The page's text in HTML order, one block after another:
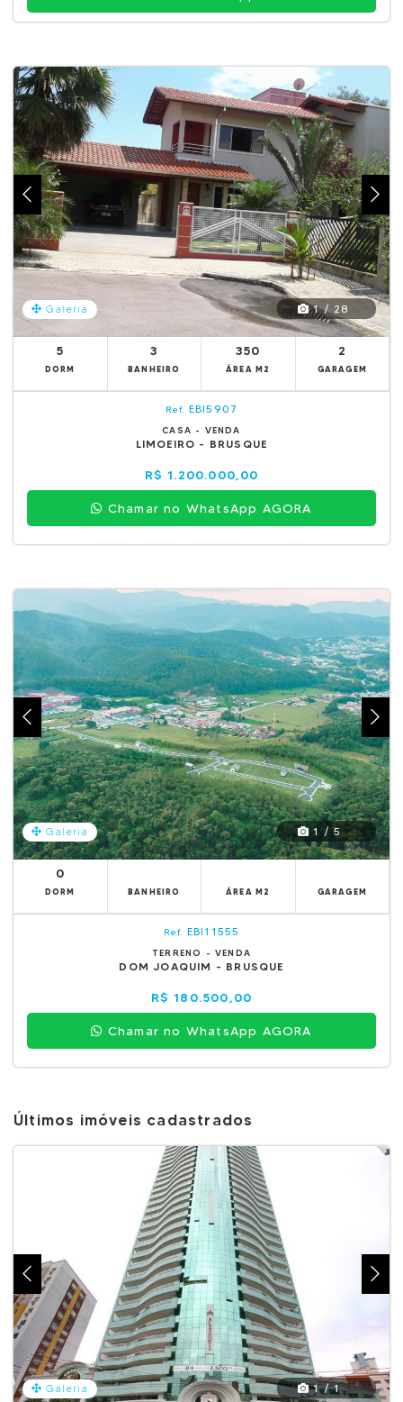
Galeria 1 / 28
5
DORM
3
BANHEIRO
350
ÁREA M2
2
GARAGEM
Ref. EBI5907
CASA - VENDA
LIMOEIRO - BRUSQUE
R$ 1.200.000,00
Chamar no WhatsApp AGORA
Galeria 1 / 5
0
DORM BANHEIRO ÁREA M2 GARAGEM
Ref. EBI11555
TERRENO - VENDA
DOM JOAQUIM - BRUSQUE
R$ 180.500,00
Chamar no WhatsApp AGORA
Últimos imóveis cadastrados
Galeria 1 / 1